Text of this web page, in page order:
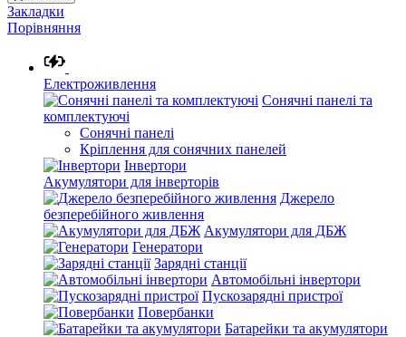
Закладки
Порівняння
Електроживлення
Сонячні панелі та
комплектуючі
Сонячні панелі
Кріплення для сонячних панелей
Інвертори
Акумулятори для інверторів
Джерело
безперебійного живлення
Акумулятори для ДБЖ
Генератори
Зарядні станції
Автомобільні інвертори
Пускозарядні пристрої
Повербанки
Батарейки та акумулятори